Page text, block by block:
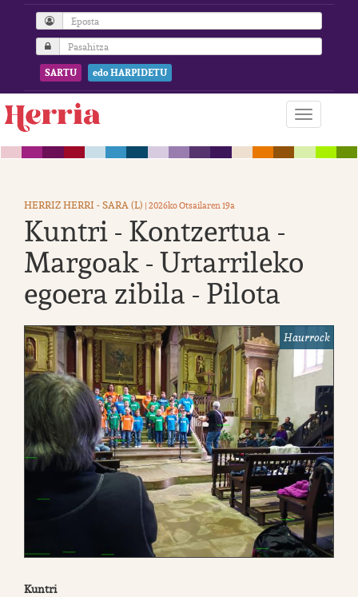
SARTU edo HARPIDETU
HERRIZ HERRI - SARA (L) | 2026ko Otsailaren 19a
Kuntri - Kontzertua -
Margoak - Urtarrileko
egoera zibila - Pilota
Haurrock
Kuntri